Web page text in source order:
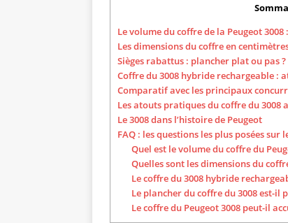
Le volume du coffre de la Peugeot
Les dimensions du coffre en
Sièges rabattus : plancher plat ou pas ?
Coffre du 3008 hybride rechargeable :
Comparatif avec les principaux
Les atouts pratiques du coffre du 3008
Le 3008 dans l’histoire de Peugeot
FAQ : les questions les plus posées sur
Quel est le volume du coffre du
Quelles sont les dimensions du
Le coffre du 3008 hybride
Le plancher du coffre du 3008 est-il
Le coffre du Peugeot 3008 peut-il